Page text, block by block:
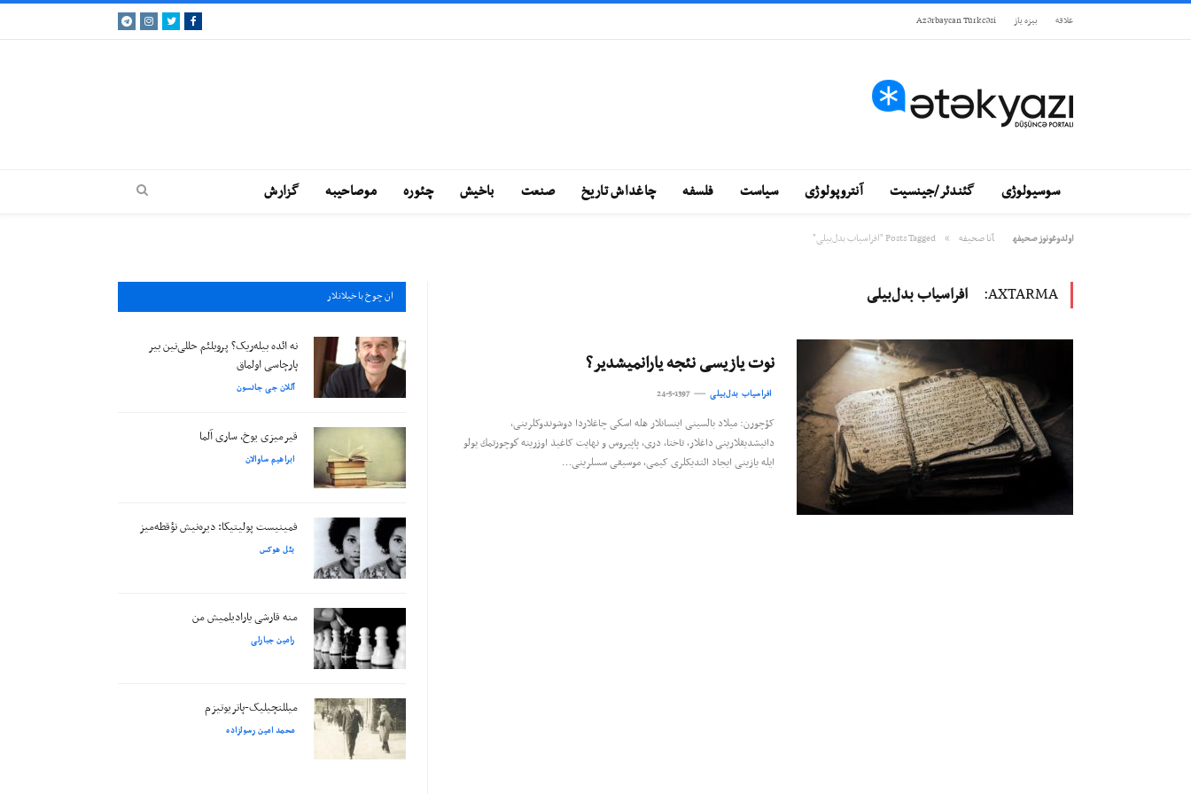
علاقه بيزه ياز Azərbaycan Türkcəsi
Facebook
Twitter
Instagram
Telegram
سوسیولوژی گئندئر/جینسیت آنتروپولوژی سياست فلسفه چاغداش تاريخ صنعت باخيش چئوره موصاحيبه گزارش
اولدوغونوز صحيفه آنا صحيفه » Posts Tagged "افراسیاب بدل‌بیلی"
AXTARMA: افراسیاب بدل‌بیلی
نوت يازيسی نئجه يارانميشدير؟
افراسیاب بدل‌بیلی 24-5-1397
کؤچورن: میلاد بالسینی اینسانلار هله اسكی چاغلاردا دوشوندوکلرینی،
دانیشدیقلارینی داغلار، تاختا، دری، پاپیروس و نهایت کاغیذ اوزرینه كوچورتمك یولو
ایله یازینی ایجاد ائتدیکلری کیمی، موسیقی سسلرینی…
ان چوخ باخيلانلار
نه ائده بیله‌ریک؟ پروبلئم حللی‌نین بیر
پارچاسی اولماق
آللان جی جانسون
قیرمیزی یوخ، ساری آلما
ابراهیم ساوالان
فمینیست پولیتیکا: دیره‌نیش نؤقطه‌میز
بئل هوکس
منه قارشی یارادیلمیش من
رامین جبارلی
میللتچیلیک-پاتریوتیزم
محمد امین رسولزاده